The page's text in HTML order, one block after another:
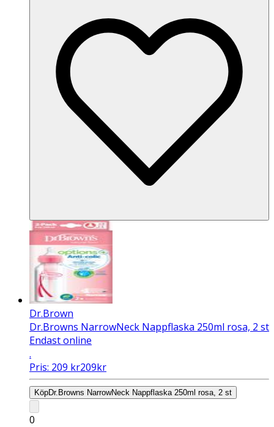
Dr.Brown
Dr.Browns NarrowNeck Nappflaska 250ml rosa, 2 st
Endast online
.
Pris: 209 kr209kr
KöpDr.Browns NarrowNeck Nappflaska 250ml rosa, 2 st
0